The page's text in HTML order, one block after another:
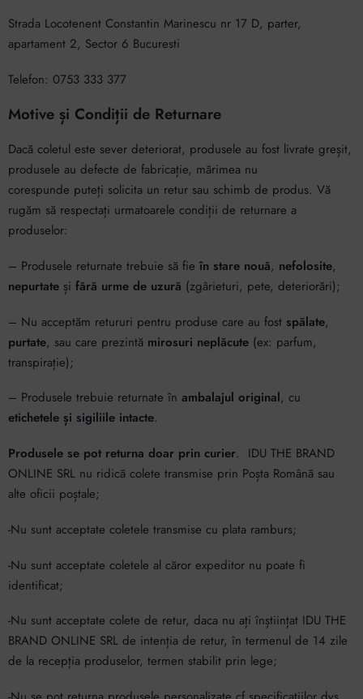
Strada Locotenent Constantin Marinescu nr 17 D, parter,
apartament 2, Sector 6 Bucuresti
Telefon: 0753 333 377
Motive și Condiții de Returnare
Dacă coletul este sever deteriorat, produsele au fost livrate greșit,
produsele au defecte de fabricație, mărimea nu
corespunde puteți solicita un retur sau schimb de produs. Vă
rugăm să respectați urmatoarele condiții de returnare a
produselor:
– Produsele returnate trebuie să fie în stare nouă, nefolosite,
nepurtate și fără urme de uzură (zgârieturi, pete, deteriorări);
– Nu acceptăm retururi pentru produse care au fost spălate,
purtate, sau care prezintă mirosuri neplăcute (ex: parfum,
transpirație);
– Produsele trebuie returnate în ambalajul original, cu
etichetele și sigiliile intacte.
Produsele se pot returna doar prin curier. IDU THE BRAND
ONLINE SRL nu ridică colete transmise prin Poșta Română sau
alte oficii poștale;
-Nu sunt acceptate coletele transmise cu plata ramburs;
-Nu sunt acceptate coletele al căror expeditor nu poate fi
identificat;
-Nu sunt acceptate colete de retur, daca nu ați înștiințat IDU THE
BRAND ONLINE SRL de intenția de retur, în termenul de 14 zile
de la recepția produselor, termen stabilit prin lege;